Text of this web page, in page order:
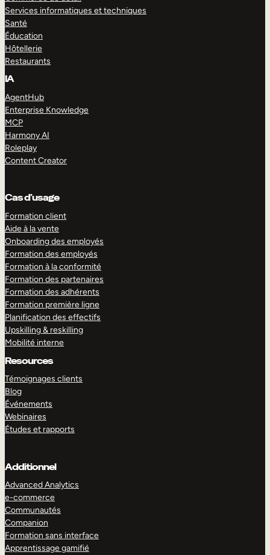
Services informatiques et techniques
Santé
Éducation
Hôtellerie
Restaurants
IA
AgentHub
Enterprise Knowledge
MCP
Harmony AI
Roleplay
Content Creator
Cas d’usage
Formation client
Aide à la vente
Onboarding des employés
Formation des employés
Formation à la conformité
Formation des partenaires
Formation des adhérents
Formation première ligne
Planification des effectifs
Upskilling & reskilling
Mobilité interne
Resources
Témoignages clients
Blog
Événements
Webinaires
Études et rapports
Additionnel
Advanced Analytics
e-commerce
Communautés
Companion
Formation sans interface
Apprentissage gamifié